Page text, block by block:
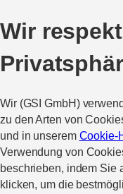
Wir
Wir (GSI GmbH)
zu den Arten von
und in unserem Cookie-
Verwendung von
beschrieben, indem Sie
klicken, um die